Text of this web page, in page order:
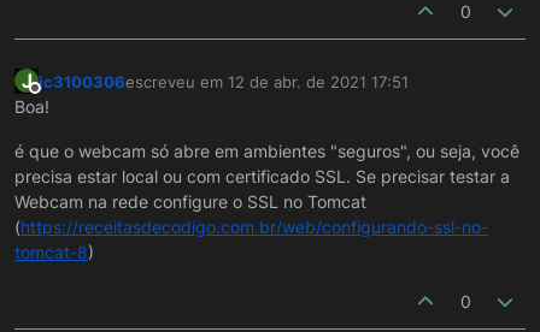
0
J
Offline
jc3100306escreveu em 12 de abr. de 2021 17:51
última edição por
Boa!
é que o webcam só abre em ambientes "seguros", ou seja, você
precisa estar local ou com certificado SSL. Se precisar testar a
Webcam na rede configure o SSL no Tomcat
(https://receitasdecodigo.com.br/web/configurando-ssl-no-
tomcat-8)
0